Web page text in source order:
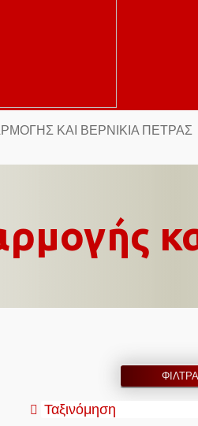
ΚΑΙ ΒΕΡΝΊΚΙΑ ΠΈΤΡΑΣ
ΦΙΛΤΡΑ